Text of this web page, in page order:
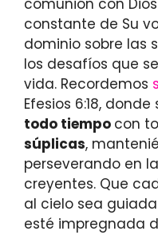
comunión con
constante de Su
dominio sobre las
los desafíos que
vida. Recordemos
Efesios 6:18,
todo tiempo con
súplicas,
perseverando en
creyentes. Que
al cielo sea
esté impregnada